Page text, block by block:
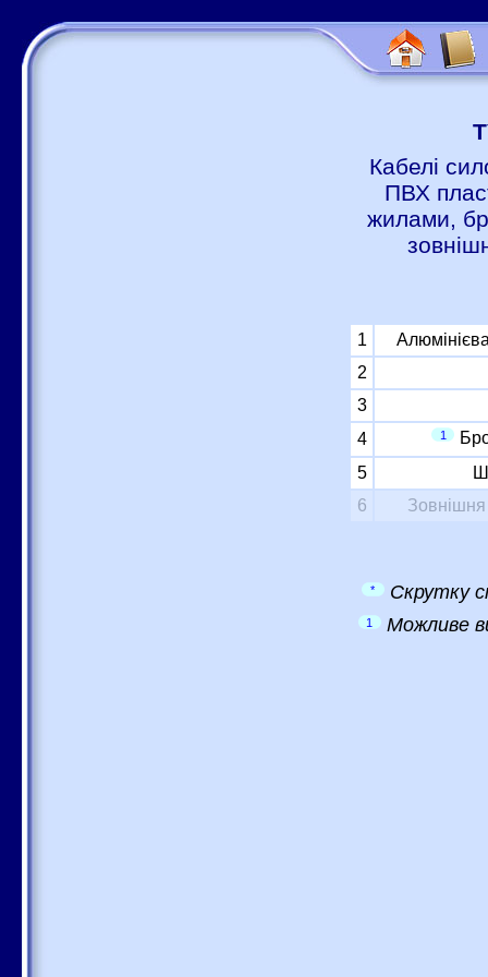
Кабелі
ПВХ
жилами,
1
2
3
4
1
5
6
Зовнішня
* Скрутку
1 Можливе